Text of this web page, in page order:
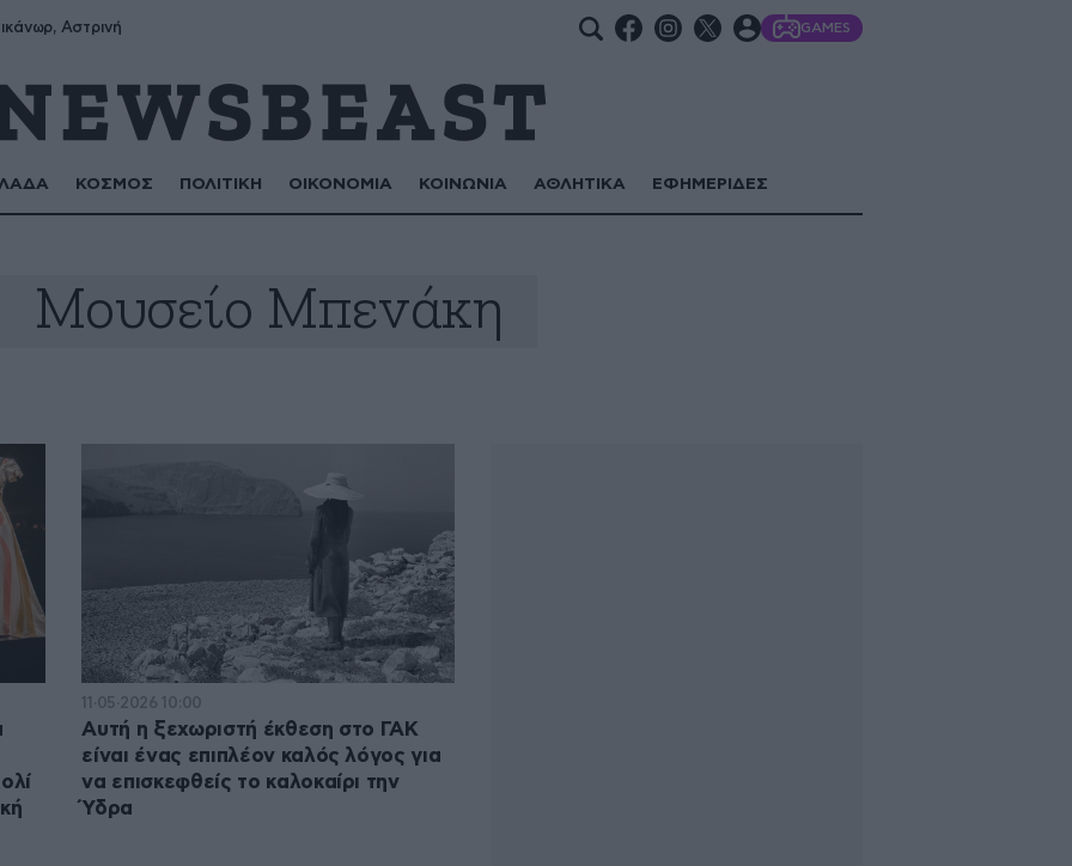
Αστρινή GAMES
ΚΟΣΜΟΣ ΠΟΛΙΤΙΚΗ ΟΙΚΟΝΟΜΙΑ ΚΟΙΝΩΝΙΑ ΑΘΛΗΤΙΚΑ ΕΦΗΜΕΡΙΔΕΣ
Μουσείο Μπενάκη
11·05·2026 10:00
Αυτή η ξεχωριστή έκθεση στο ΓΑΚ
είναι ένας επιπλέον καλός λόγος για
να επισκεφθείς το καλοκαίρι την
Ύδρα